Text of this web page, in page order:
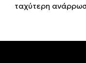
ταχύτερη